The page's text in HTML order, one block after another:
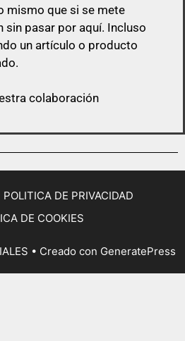
mismo que si se mete
sin pasar por aquí. Incluso
un artículo o producto
colaboración
POLITICA DE PRIVACIDAD
DE COOKIES
• Creado con GeneratePress